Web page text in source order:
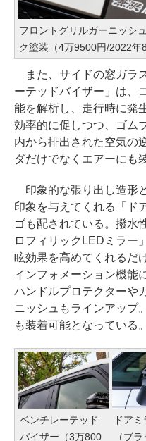
フロントグリルガーニッシ
ク塗装（4万9500円/2022年
また、サイドの窓ガラ
ーテッドバイザー」は、
能を解析し、走行時に発
効率的に促しつつ、ゴム
内から排出された空気の
ダだけでなくエアーにも
印象的な張り出し造形
印象を与えてくれる「ド
ゴも配されている。撥水
ロフィリックLEDミラー
眩効果を高めてくれるだ
インフォメーション機能
ハンドルプロテクターや
ニッシュもラインアップ
も装着可能となっている。
ベンチレーテッド
バイザー（3万800
ドア
（ブ